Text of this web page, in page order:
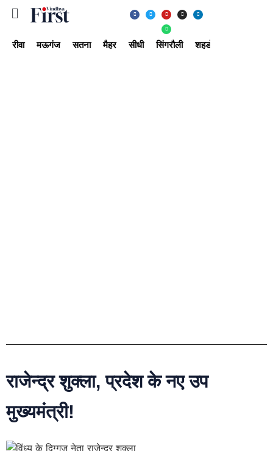
रीवा मऊगंज सतना मैहर सीधी सिंगरौली शहडोल
राजेन्द्र शुक्ला, प्रदेश के नए उप
मुख्यमंत्री!